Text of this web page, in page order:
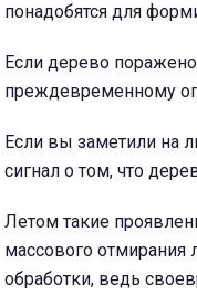
понадобятся для
Если дерево
преждевременному
Если вы заметили на
сигнал о том, что
Летом такие
массового
обработки, ведь